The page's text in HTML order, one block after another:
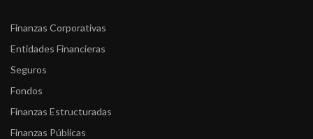
Finanzas Corporativas
Entidades Financieras
Seguros
Fondos
Finanzas Estructuradas
Finanzas Públicas